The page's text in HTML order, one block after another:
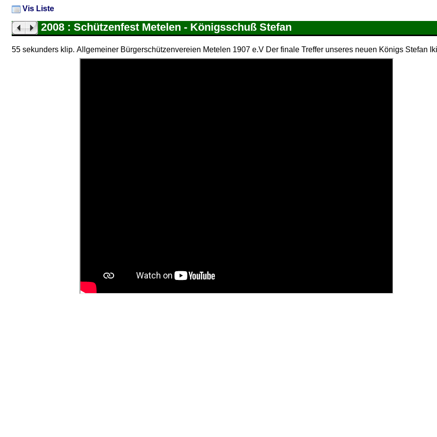
Vis Liste
2008 : Schützenfest Metelen - Königsschuß Stefan
55 sekunders klip. Allgemeiner Bürgerschützenvereien Metelen 1907 e.V Der finale Treffer unseres neuen Königs Stefan